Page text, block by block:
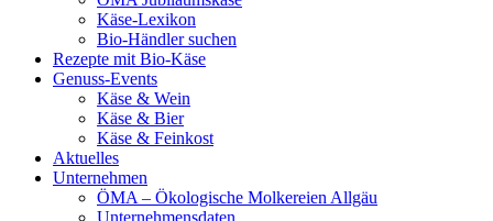
Käse-Lexikon
Bio-Händler suchen
Rezepte mit Bio-Käse
Genuss-Events
Käse & Wein
Käse & Bier
Käse & Feinkost
Aktuelles
Unternehmen
ÖMA – Ökologische Molkereien Allgäu
Unternehmensdaten